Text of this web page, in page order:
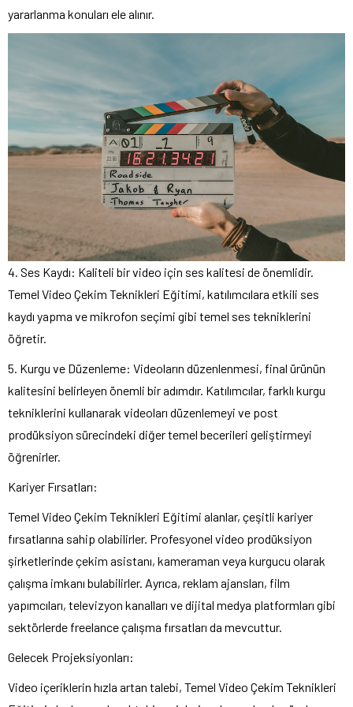
yararlanma konuları ele alınır.
4. Ses Kaydı: Kaliteli bir video için ses kalitesi de önemlidir.
Temel Video Çekim Teknikleri Eğitimi, katılımcılara etkili ses
kaydı yapma ve mikrofon seçimi gibi temel ses tekniklerini
öğretir.
5. Kurgu ve Düzenleme: Videoların düzenlenmesi, final ürünün
kalitesini belirleyen önemli bir adımdır. Katılımcılar, farklı kurgu
tekniklerini kullanarak videoları düzenlemeyi ve post
prodüksiyon sürecindeki diğer temel becerileri geliştirmeyi
öğrenirler.
Kariyer Fırsatları:
Temel Video Çekim Teknikleri Eğitimi alanlar, çeşitli kariyer
fırsatlarına sahip olabilirler. Profesyonel video prodüksiyon
şirketlerinde çekim asistanı, kameraman veya kurgucu olarak
çalışma imkanı bulabilirler. Ayrıca, reklam ajansları, film
yapımcıları, televizyon kanalları ve dijital medya platformları gibi
sektörlerde freelance çalışma fırsatları da mevcuttur.
Gelecek Projeksiyonları:
Video içeriklerin hızla artan talebi, Temel Video Çekim Teknikleri